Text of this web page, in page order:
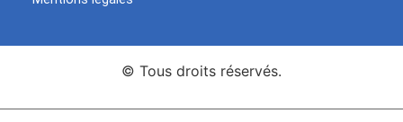
© Tous droits réservés.